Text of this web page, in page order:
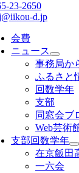
23-2650
d.jp
会費
ニュース
事務局か
ふるさと
回数学年
支部
同窓会ブ
Web芸術
支部回数学年
在京飯田
一六会